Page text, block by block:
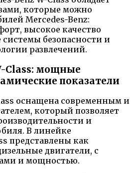
которые можно
Mercedes-Benz:
высокое качество
безопасности и
развлечений.
Class: мощные
показатели
оснащена современным и
который позволяет
и
В линейке
представлены как
двигатели, с
и мощностью.